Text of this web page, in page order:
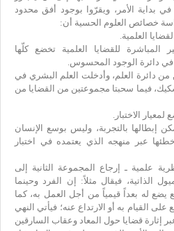
بداية الأمر، ويقرّوا بوجود أفق محدود
خصائص العلوم الحسية أن:
العلمية.
المباشرة للقضايا العلمية تخضع كلّها
في دائرة الوجود المحسوس.
دائرة العلم، وأدخلت العلم البشري في
فيما سحبتا مجموعتين من القضايا من
لمعيار الاختبار.
إبطالها بالتجربة، وليس بوسع الإنسان
عبر منهجه الذي يعتمده في اختبار
علمية ـ إرجاع المجموعة الثانية إلى
الذاتية، فيقال مثلاً: إن الفرد وحينما
له بعداً قيمياً من أجل العمل به، كما
القيام به أو الارتداع عنه؛ فيأتي النهي
إثارة قضايا حول المعاد وعقاب السارقين